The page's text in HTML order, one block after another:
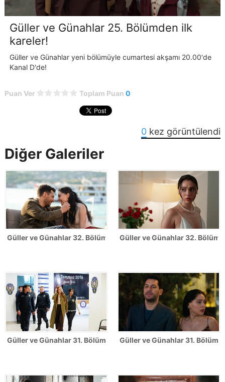
Güller ve Günahlar 25. Bölümden ilk
kareler!
Güller ve Günahlar yeni bölümüyle cumartesi akşamı 20.00'de
Kanal D'de!
Puan Ver Toplam Puan 0
0 kez görüntülendi
Diğer Galeriler
Güller ve Günahlar 32. Bölüm Fotoğrafları - Sezon Finali
Güller ve Günahlar 32.
Güller ve Günahlar 31. Bölüm FotoğraflarıGüller ve Günahlar 31.